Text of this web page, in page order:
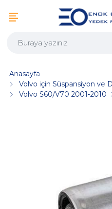
Anasayfa
Volvo için Süspansiyon ve
Volvo S60/V70 2001-2010